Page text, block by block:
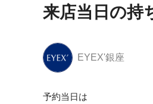
来店当日の持
EYEX'銀座
予約当日は